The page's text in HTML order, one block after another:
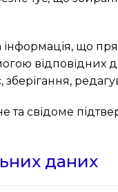
інформація, що
та свідоме
даних